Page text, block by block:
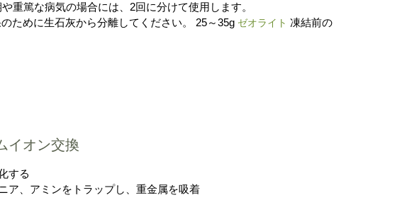
重篤な病気の場合には、2回に分けて使用します。
ために生石灰から分離してください。 25～35g ゼオライト 凍結前の
イオン交換
する
ア、アミンをトラップし、重金属を吸着